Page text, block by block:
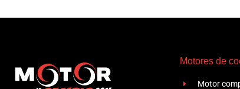
Motores de
Motor